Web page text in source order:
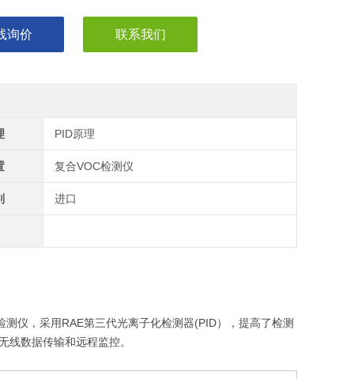
询价 联系我们
PID原理
复合VOC检测仪
进口
仪，采用RAE第三代光离子化检测器(PID），提高了检测
数据传输和远程监控。